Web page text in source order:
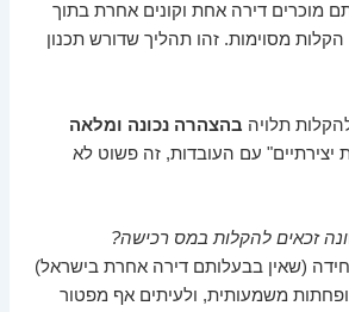
מוכרים דירה אחת וקונים אחרת בתוך
הקלות מסוימות. זהו תהליך שדורש תכנון
תלויה בהצהרה נכונה ומלאה
יצירתיים" עם העובדות, זה פשוט לא
זכאים להקלות במס רכישה?
(שאין בבעלותם דירה אחרת בישראל)
משמעותית, ולעיתים אף מפטור